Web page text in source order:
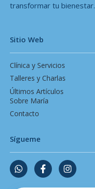
transformar tu bienestar.
Sitio Web
Clínica y Servicios
Talleres y Charlas
Últimos Artículos
Sobre María
Contacto
Sígueme